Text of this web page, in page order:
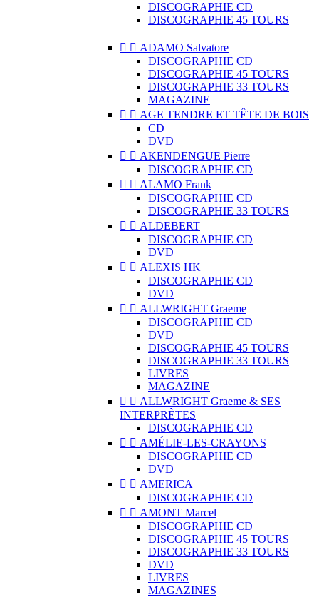
DISCOGRAPHIE CD
DISCOGRAPHIE 45 TOURS
  ADAMO Salvatore
DISCOGRAPHIE CD
DISCOGRAPHIE 45 TOURS
DISCOGRAPHIE 33 TOURS
MAGAZINE
  AGE TENDRE ET TÊTE DE BOIS
CD
DVD
  AKENDENGUE Pierre
DISCOGRAPHIE CD
  ALAMO Frank
DISCOGRAPHIE CD
DISCOGRAPHIE 33 TOURS
  ALDEBERT
DISCOGRAPHIE CD
DVD
  ALEXIS HK
DISCOGRAPHIE CD
DVD
  ALLWRIGHT Graeme
DISCOGRAPHIE CD
DVD
DISCOGRAPHIE 45 TOURS
DISCOGRAPHIE 33 TOURS
LIVRES
MAGAZINE
  ALLWRIGHT Graeme & SES
INTERPRÈTES
DISCOGRAPHIE CD
  AMÉLIE-LES-CRAYONS
DISCOGRAPHIE CD
DVD
  AMERICA
DISCOGRAPHIE CD
  AMONT Marcel
DISCOGRAPHIE CD
DISCOGRAPHIE 45 TOURS
DISCOGRAPHIE 33 TOURS
DVD
LIVRES
MAGAZINES